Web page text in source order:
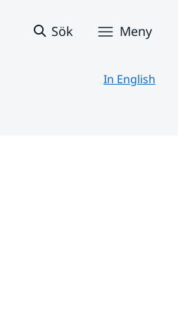
Sök Meny
In English